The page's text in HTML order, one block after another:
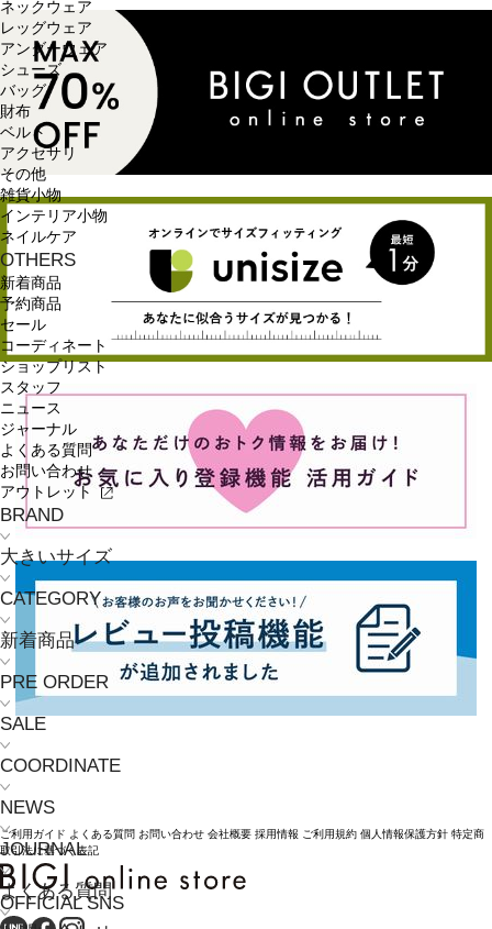
ネックウェア
レッグウェア
アンダーウェア
シューズ
バッグ
財布
ベルト
アクセサリ
その他
雑貨小物
インテリア小物
ネイルケア
OTHERS
新着商品
予約商品
セール
コーディネート
ショップリスト
スタッフ
ニュース
ジャーナル
よくある質問
お問い合わせ
アウトレット
BRAND
大きいサイズ
CATEGORY
新着商品
PRE ORDER
SALE
COORDINATE
NEWS
JOURNAL
よくある質問
ご利用ガイド よくある質問 お問い合わせ 会社概要 採用情報 ご利用規約 個人情報保護方針 特定商
取引法に基づく表記
OFFICIAL SNS